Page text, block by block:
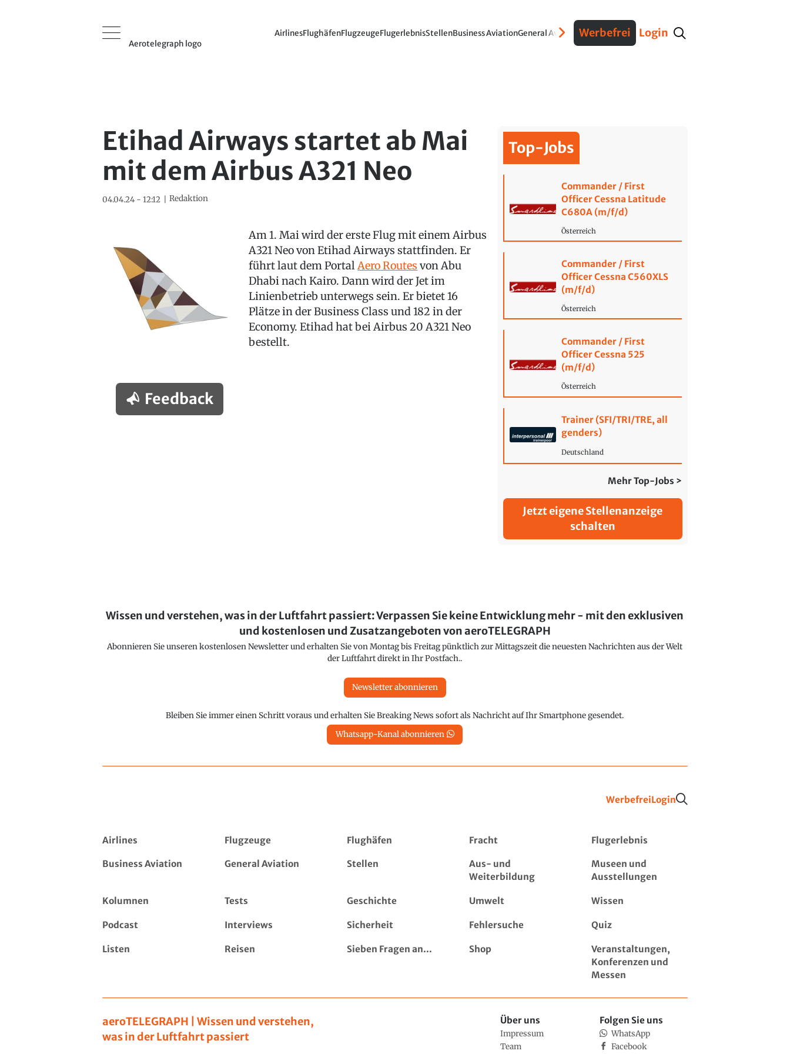
Aerotelegraph logo
AirlinesFlughäfenFlugzeugeFlugerlebnisStellenBusiness AviationGeneral AviationVerteidigungInterviews Fracht
Werbefrei Login
Etihad Airways startet ab Mai
mit dem Airbus A321 Neo
04.04.24 - 12:12 Redaktion
Am 1. Mai wird der erste Flug mit einem Airbus
A321 Neo von Etihad Airways stattfinden. Er
führt laut dem PortalAero Routes von Abu
Dhabi nach Kairo. Dann wird der Jet im
Linienbetrieb unterwegs sein. Er bietet 16
Plätze in der Business Class und 182 in der
Economy. Etihad hat bei Airbus 20 A321 Neo
bestellt.
Feedback
Top-Jobs
Commander / First
Officer Cessna Latitude
C680A (m/f/d)
Österreich
Commander / First
Officer Cessna C560XLS
(m/f/d)
Österreich
Commander / First
Officer Cessna 525
(m/f/d)
Österreich
Trainer (SFI/TRI/TRE, all
genders)
Deutschland
Mehr Top-Jobs >
Jetzt eigene Stellenanzeige
schalten
Wissen und verstehen, was in der Luftfahrt passiert: Verpassen Sie keine Entwicklung mehr - mit den exklusiven
und kostenlosen und Zusatzangeboten von aeroTELEGRAPH
Abonnieren Sie unseren kostenlosen Newsletter und erhalten Sie von Montag bis Freitag pünktlich zur Mittagszeit die neuesten Nachrichten aus der Welt
der Luftfahrt direkt in Ihr Postfach..
Newsletter abonnieren
Bleiben Sie immer einen Schritt voraus und erhalten Sie Breaking News sofort als Nachricht auf Ihr Smartphone gesendet.
Whatsapp-Kanal abonnieren
WerbefreiLogin
Airlines Flugzeuge Flughäfen Fracht Flugerlebnis
Business Aviation General Aviation Stellen
Aus- und
Weiterbildung
Museen und
Ausstellungen
Kolumnen Tests Geschichte Umwelt Wissen
Podcast Interviews Sicherheit Fehlersuche Quiz
Listen Reisen Sieben Fragen an... Shop
Veranstaltungen,
Konferenzen und
Messen
aeroTELEGRAPH | Wissen und verstehen,
was in der Luftfahrt passiert
Über uns
Impressum
Team
Folgen Sie uns
WhatsApp
Facebook